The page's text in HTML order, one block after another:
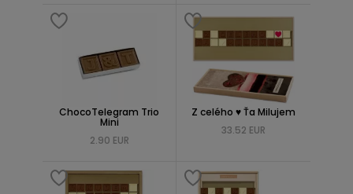
ChocoTelegram Trio
Mini
2.90 EUR
Z celého ♥ Ťa Milujem
33.52 EUR